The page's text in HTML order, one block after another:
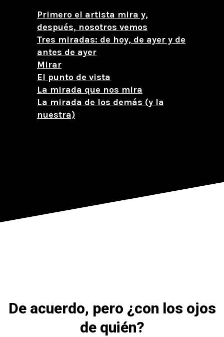
Primero el artista mira y,
después, nosotros vemos
Tres miradas: de hoy, de ayer y de
antes de ayer
Mirar
El punto de vista
La mirada que nos mira
La mirada de los demás (y la
nuestra)
De acuerdo, pero ¿con los ojos
de quién?